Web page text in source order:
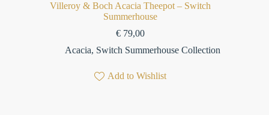
Villeroy & Boch Acacia Theepot – Switch
Summerhouse
€ 79,00
Acacia, Switch Summerhouse Collection
Add to Wishlist